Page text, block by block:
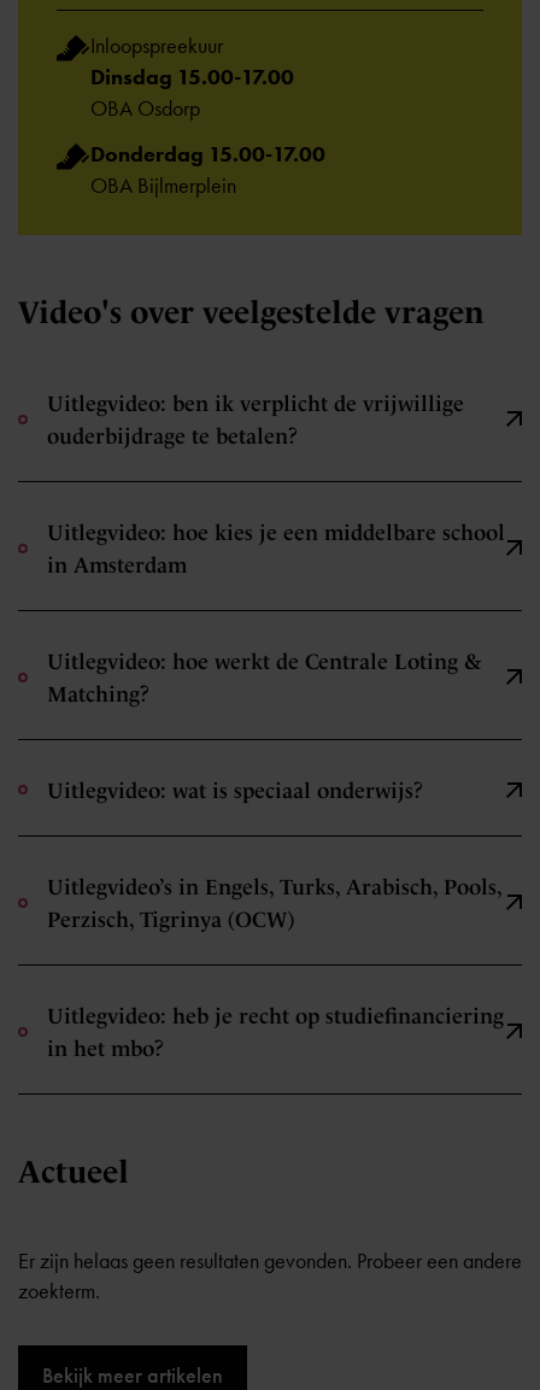
Inloopspreekuur
Dinsdag 15.00-17.00
OBA Osdorp
Donderdag 15.00-17.00
OBA Bijlmerplein
Video's over veelgestelde vragen
Uitlegvideo: ben ik verplicht de vrijwillige
ouderbijdrage te betalen?
Uitlegvideo: hoe kies je een middelbare school
in Amsterdam
Uitlegvideo: hoe werkt de Centrale Loting &
Matching?
Uitlegvideo: wat is speciaal onderwijs?
Uitlegvideo’s in Engels, Turks, Arabisch, Pools,
Perzisch, Tigrinya (OCW)
Uitlegvideo: heb je recht op studiefinanciering
in het mbo?
Actueel
Er zijn helaas geen resultaten gevonden. Probeer een andere
zoekterm.
Bekijk meer artikelen